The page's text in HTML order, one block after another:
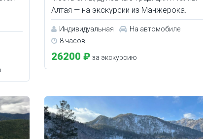
Алтая — на экскурсии из Манжерока.
Индивидуальная
На автомобиле
8 часов
26200 ₽ за экскурсию